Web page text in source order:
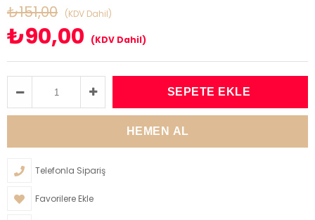
₺151,00 (KDV Dahil)
₺90,00 (KDV Dahil)
Telefonla Sipariş
Favorilere Ekle